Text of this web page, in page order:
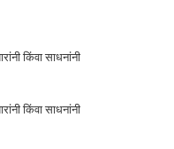
किंवा साधनांनी
किंवा साधनांनी